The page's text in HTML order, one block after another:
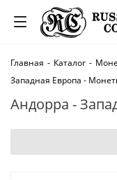
Главная - Каталог -
Западная Европа -
Андорра -